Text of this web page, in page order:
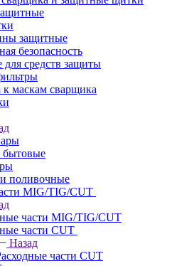
защитные
безопасность
для средств защиты
к маскам сварщика
поливочные
MIG/TIG/CUT
части MIG/TIG/CUT
части CUT
Назад
части CUT